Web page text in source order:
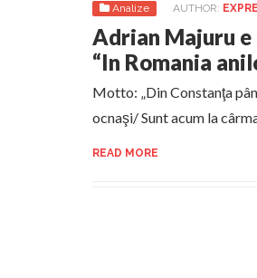
Analize AUTHOR:
Adrian Majuru
“In Romania
Motto: „Din Constanţa
ocnaşi/ Sunt acum la
READ MORE